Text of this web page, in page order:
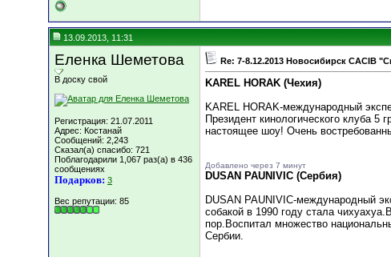
13.09.2013, 11:31
Еленка Шеметова
В доску свой
Регистрация: 21.07.2011
Адрес: Костанай
Сообщений: 2,243
Сказал(а) спасибо: 721
Поблагодарили 1,067 раз(а) в 436
сообщениях
Подарков: 3
Вес репутации: 85
Re: 7-8.12.2013 Новосибирск CACIB
KAREL HORAK (Чехия)
KAREL HORAK-международный
Президент кинологического клуба 5
настоящее шоу! Очень
Добавлено через 7 минут
DUSAN PAUNIVIC (Сербия)
DUSAN PAUNIVIC-международный
собакой в 1990 году стала
пор.Воспитал множество
Сербии.